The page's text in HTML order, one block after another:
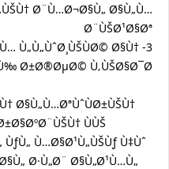
Ø¨Ù…Ø¬Ø§Ù„ Ø§Ù„Ù…
Ø¨ÙŠØ¹Ø§Øª
Ù„Ù„ÙˆØ¸ÙŠÙØ© Ø§Ù†
Ø±Ø®ØµØ© Ù‚ÙŠØ§Ø¯Ø©
Ø§Ù„Ù…ØªÙˆÙØ±ÙŠÙ†
ÙÙŠ
Ù…Ø§Ø¹Ù„ÙŠÙƒ Ù‡Ùˆ
Ø·Ù„Ø¨ Ø§Ù„Ø¹Ù…Ù„